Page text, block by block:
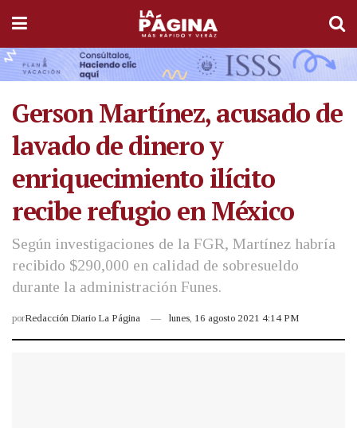
Gerson Martínez, acusado de
lavado de dinero y
enriquecimiento ilícito
recibe refugio en México
Según investigaciones de la FGR, Martínez habría
recibido $290,000 en calidad de sobresueldo
durante la administración Funes.
porRedacción Diario La Página lunes, 16 agosto 2021 4:14 PM